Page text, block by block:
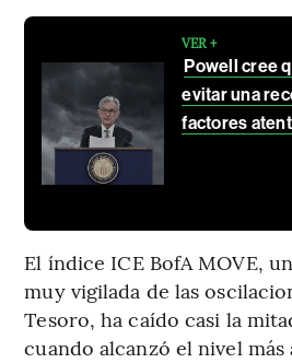
VER +
Powell cree
evitar una
factores
El índice ICE BofA MOVE,
muy vigilada de las
Tesoro, ha caído casi la
cuando alcanzó el nivel